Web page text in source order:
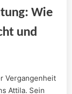
Wie
und
Vergangenheit
Attila. Sein